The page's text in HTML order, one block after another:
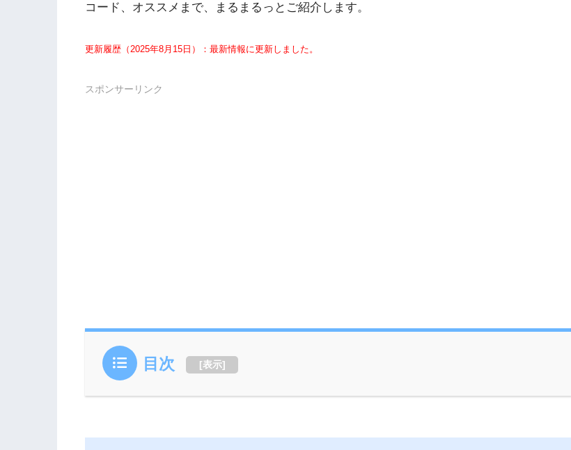
コード、オススメまで、まるまるっとご紹介します。
更新履歴（2025年8月15日）：最新情報に更新しました。
スポンサーリンク
目次 [表示]